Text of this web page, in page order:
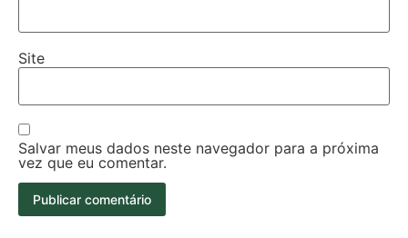
Site
Salvar meus dados neste navegador para a próxima
vez que eu comentar.